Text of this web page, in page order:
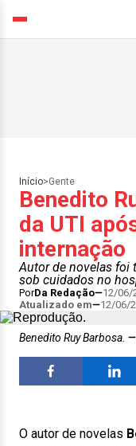
Início>Gente
Benedito
da UTI
internação
Autor de novelas foi
sob cuidados no
PorDa Redação 12/06/
Atualizado em
12/06/
Benedito Ruy Barbosa.
O autor de novelas